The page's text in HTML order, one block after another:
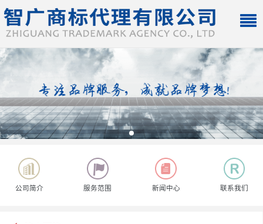
公司简介 服务范围 新闻中心 联系我们